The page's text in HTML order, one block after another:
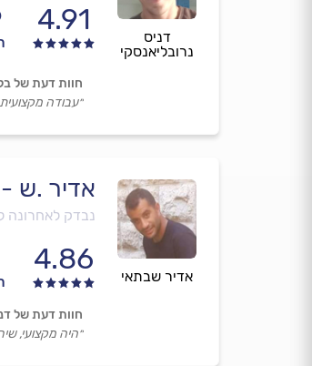
דניס
נרובליאנסקי
4.91
חוות דעת של
״עבודה
אדיר שבתאי
אדיר .ש -
נבדק לאחרונה לפני 3
4.86
חוות דעת של
״היה מקצועי,